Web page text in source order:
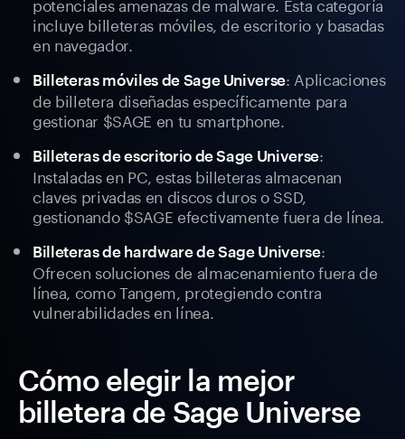
incluye billeteras móviles, de escritorio y basadas
en navegador.
Billeteras móviles de Sage Universe: Aplicaciones
de billetera diseñadas específicamente para
gestionar $SAGE en tu smartphone.
Billeteras de escritorio de Sage Universe:
Instaladas en PC, estas billeteras almacenan
claves privadas en discos duros o SSD,
gestionando $SAGE efectivamente fuera de línea.
Billeteras de hardware de Sage Universe:
Ofrecen soluciones de almacenamiento fuera de
línea, como Tangem, protegiendo contra
vulnerabilidades en línea.
Cómo elegir la mejor
billetera de Sage Universe